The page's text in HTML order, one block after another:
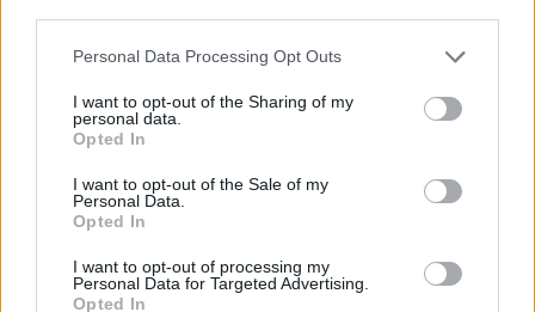
Personal Data Processing Opt Outs
I want to opt-out of the Sharing of my
personal data.
Opted In
I want to opt-out of the Sale of my
Personal Data.
Opted In
I want to opt-out of processing my
Personal Data for Targeted Advertising.
Opted In
την LucasFilm και…